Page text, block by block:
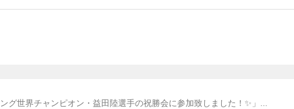
グ世界チャンピオン・益田陸選手の祝勝会に参加致しました！✨」...